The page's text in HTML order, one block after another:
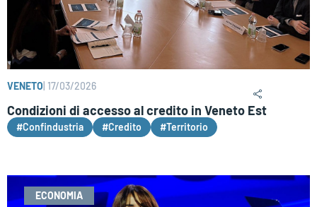
VENETO 17/03/2026
Condizioni di accesso al credito in Veneto Est
#Confindustria #Credito #Territorio
ECONOMIA